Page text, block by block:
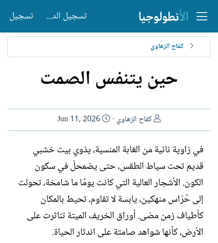
تسجيل الدخول تسجيل
كفاح الزهاوي
حين يتنفس الصمت
ا
ل
ا
ت
ب
كفاح الزهاوي
ت
ا
ي
خ
ل
إ
ن
ش
ا
Jun 11, 2026
في زاوية نائية من الغابة المنسية، يذوي بيت خشبي
قديم تحت سياط الطقس، حتى يضمحلّ في سكون
الكون. الأشجار العالية التي كانت يومًا ما شامخة، تحولت
إلى حُرّاس منهكين، يابسة لا تقاوم، تحيط بالمكان
كأطياف زمن مضى. أوراق الخريف الميتة تناثرت على
الأرض، كأنها شواهد صامتة على اندثار الحياة.